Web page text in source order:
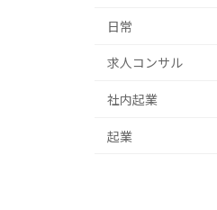
日常
求人コンサル
社内起業
起業